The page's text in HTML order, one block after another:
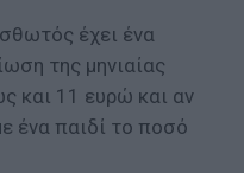
έχει ένα
της μηνιαίας
και 11 ευρώ και αν
ένα παιδί το ποσό